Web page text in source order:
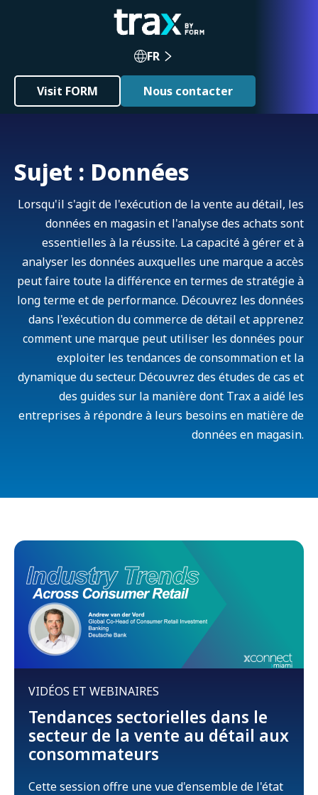
FR
Visit FORM Nous contacter
Sujet : Données
Lorsqu'il s'agit de l'exécution de la vente au détail, les
données en magasin et l'analyse des achats sont
essentielles à la réussite. La capacité à gérer et à
analyser les données auxquelles une marque a accès
peut faire toute la différence en termes de stratégie à
long terme et de performance. Découvrez les données
dans l'exécution du commerce de détail et apprenez
comment une marque peut utiliser les données pour
exploiter les tendances de consommation et la
dynamique du secteur. Découvrez des études de cas et
des guides sur la manière dont Trax a aidé les
entreprises à répondre à leurs besoins en matière de
données en magasin.
VIDÉOS ET WEBINAIRES
Tendances sectorielles dans le
secteur de la vente au détail aux
consommateurs
Cette session offre une vue d'ensemble de l'état